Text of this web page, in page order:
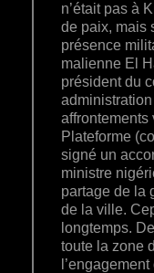
n’était pas à
de paix, mais
présence
malienne El
président du
affrontements
Plateforme
signé un
ministre
partage de la
de la ville.
longtemps.
toute la zone